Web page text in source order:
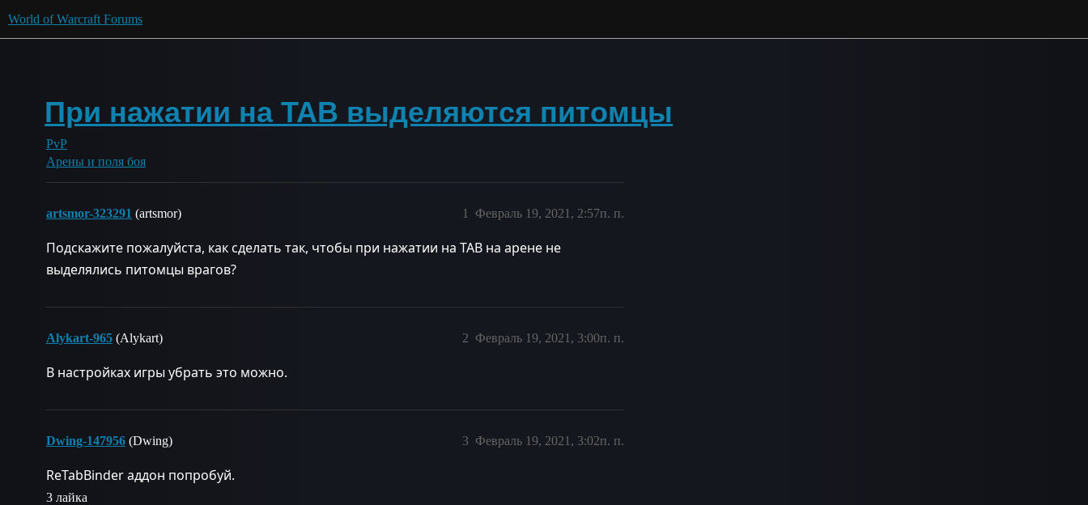
World of Warcraft Forums
При нажатии на TAB выделяются питомцы
PvP
Арены и поля боя
artsmor-323291 (artsmor) Февраль 19, 2021, 2:57п. п.
1
Подскажите пожалуйста, как сделать так, чтобы при нажатии на TAB на арене не
выделялись питомцы врагов?
Alykart-965 (Alykart) Февраль 19, 2021, 3:00п. п.
2
В настройках игры убрать это можно.
Dwing-147956 (Dwing) Февраль 19, 2021, 3:02п. п.
3
ReTabBinder аддон попробуй.
3 лайка